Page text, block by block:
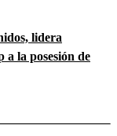
lidera
a la posesión de